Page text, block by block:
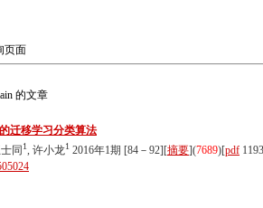
页面
的文章
迁移学习分类算法
同 1, 许小龙1 2016年1期 [84－92][摘要](7689)[pdf